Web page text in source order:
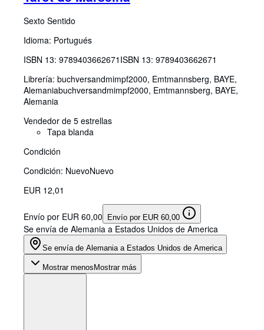
Sexto Sentido
Idioma: Portugués
ISBN 13: 9789403662671 ISBN 13: 9789403662671
Librería: buchversandmimpf2000, Emtmannsberg, BAYE,
Alemaniabuchversandmimpf2000, Emtmannsberg, BAYE,
Alemania
Vendedor de 5 estrellas
Tapa blanda
Condición
Condición: NuevoNuevo
EUR 12,01
Envío por EUR 60,00 Envío por EUR 60,00
Se envía de Alemania a Estados Unidos de America
Se envía de Alemania a Estados Unidos de America
Mostrar menos Mostrar más